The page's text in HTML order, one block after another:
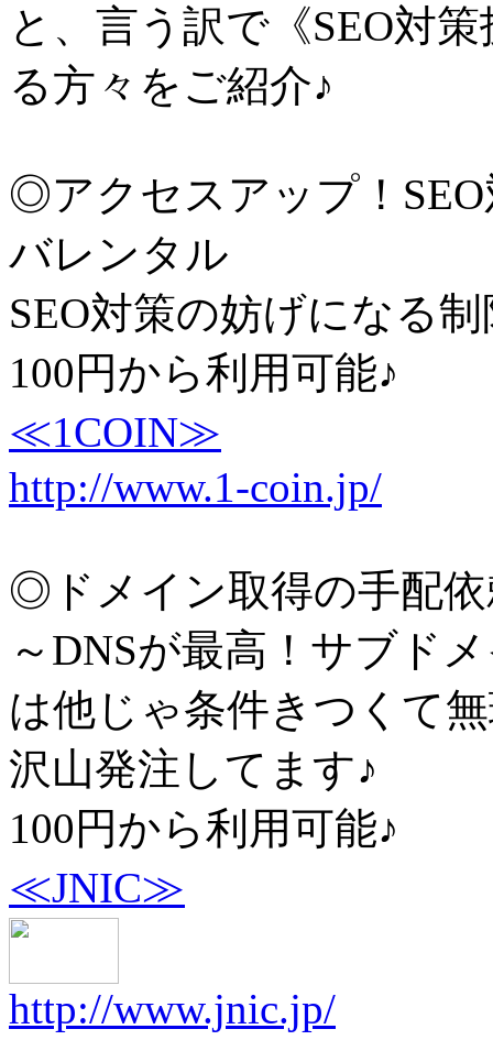
と、言う訳で《SEO対
る方々をご紹介♪
◎アクセスアップ！
バレンタル
SEO対策の妨げになる
100円から利用可能♪
≪1COIN≫
http://www.1-coin.jp/
◎ドメイン取得の手配
～DNSが最高！サブド
は他じゃ条件きつくて
沢山発注してます♪
100円から利用可能♪
≪JNIC≫
http://www.jnic.jp/